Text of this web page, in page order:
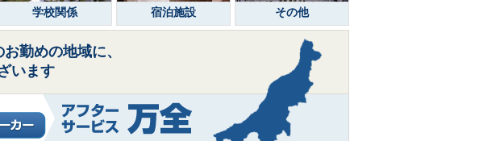
学校関係 宿泊施設 その他
勤めの地域に、
います